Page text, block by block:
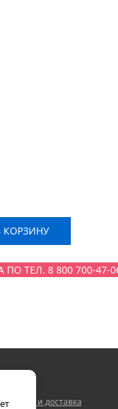
КОРЗИНУ
ТЕЛ. 8 800 700-47-
Оплата и доставка